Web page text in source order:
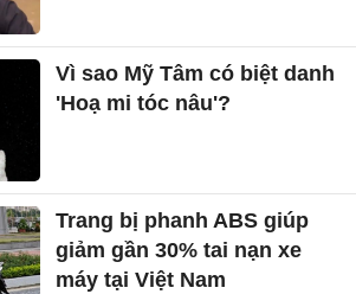
Vì sao Mỹ Tâm có biệt danh
'Hoạ mi tóc nâu'?
Trang bị phanh ABS giúp
giảm gần 30% tai nạn xe
máy tại Việt Nam